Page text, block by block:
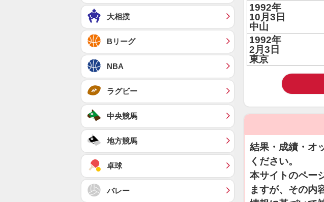
1992年
10月3日
中山
1992年
2月3日
東京
結果・成績・オ
ください。
本サイトのペー
ますが、その内
大相撲
Bリーグ
NBA
ラグビー
中央競馬
地方競馬
卓球
バレー